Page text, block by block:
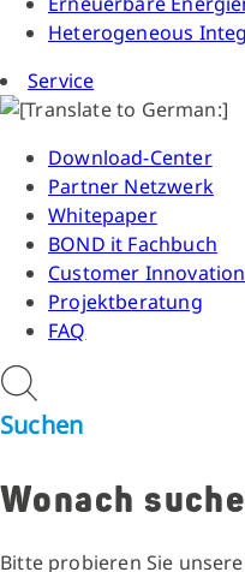
Heterogeneous
Service
Download-Center
Partner Netzwerk
Whitepaper
BOND it Fachbuch
Customer
Projektberatung
FAQ
Suchen
Wonach
Bitte probieren Sie